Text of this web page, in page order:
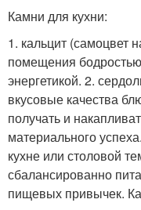
Камни для кухни:
1. кальцит (самоцвет
помещения
энергетикой. 2.
вкусовые качества
получать и
материального
кухне или столовой
сбалансированно
пищевых привычек.